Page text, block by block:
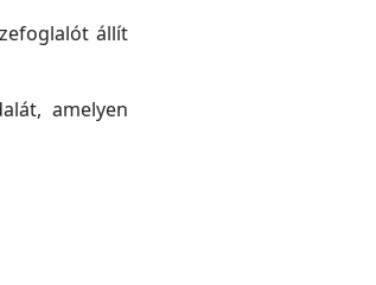
állít
amelyen